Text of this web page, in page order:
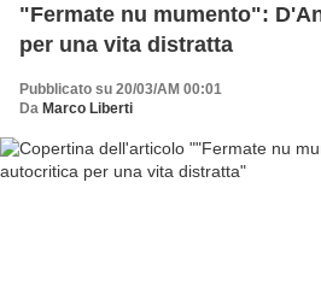
"Fermate nu mumento":
per una vita distratta
Pubblicato su 20/03/AM 00:01
Da Marco Liberti